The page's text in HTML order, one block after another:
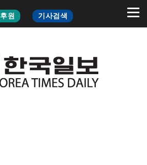
후원 기사검색